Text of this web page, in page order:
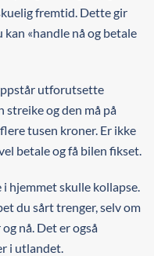
fremtid. Dette gir
«handle nå og betale
utforutsette
streike og den må på
tusen kroner. Er ikke
betale og få bilen fikset.
hjemmet skulle kollapse.
du sårt trenger, selv om
nå. Det er også
i utlandet.